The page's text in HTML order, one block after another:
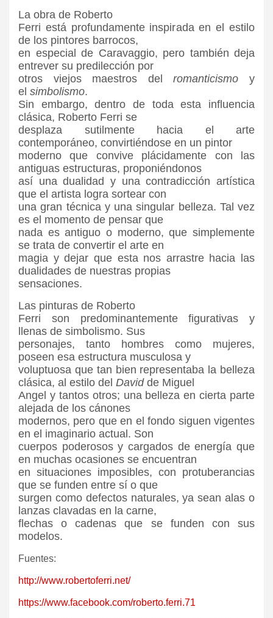
La obra de Roberto
Ferri está profundamente inspirada en el estilo
de los pintores barrocos,
en especial de Caravaggio, pero también deja
entrever su predilección por
otros viejos maestros delromanticismo y
el simbolismo.
Sin embargo, dentro de toda esta influencia
clásica, Roberto Ferri se
desplaza sutilmente hacia el arte
contemporáneo, convirtiéndose en un pintor
moderno que convive plácidamente con las
antiguas estructuras, proponiéndonos
así una dualidad y una contradicción artística
que el artista logra sortear con
una gran técnica y una singular belleza. Tal vez
es el momento de pensar que
nada es antiguo o moderno, que simplemente
se trata de convertir el arte en
magia y dejar que esta nos arrastre hacia las
dualidades de nuestras propias
sensaciones.
Las pinturas de Roberto
Ferri son predominantemente figurativas y
llenas de simbolismo. Sus
personajes, tanto hombres como mujeres,
poseen esa estructura musculosa y
voluptuosa que tan bien representaba la belleza
clásica, al estilo del Davidde Miguel
Angel y tantos otros; una belleza en cierta parte
alejada de los cánones
modernos, pero que en el fondo siguen vigentes
en el imaginario actual. Son
cuerpos poderosos y cargados de energía que
en muchas ocasiones se encuentran
en situaciones imposibles, con protuberancias
que se funden entre sí o que
surgen como defectos naturales, ya sean alas o
lanzas clavadas en la carne,
flechas o cadenas que se funden con sus
modelos.
Fuentes:
http://www.robertoferri.net/
https://www.facebook.com/roberto.ferri.71